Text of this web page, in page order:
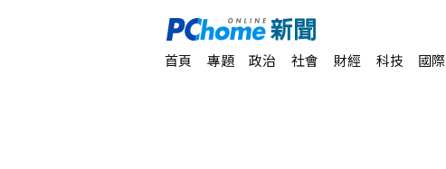
首頁 專題 政治 社會 財經 科技 國際